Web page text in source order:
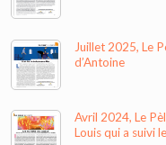
Juillet 2025, Le
d’Antoine
Avril 2024, Le
Louis qui a suivi